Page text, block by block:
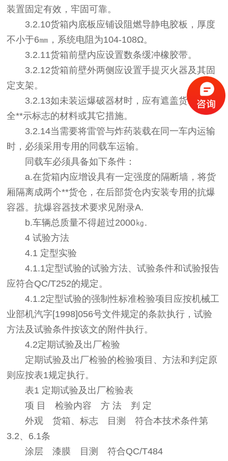
装置固定有效，牢固可靠。
3.2.10货箱内底板应铺设阻燃导静电胶板，厚度
不小于6㎜，系统电阻为104-108Ω。
3.2.11货箱前壁内应设置数条缓冲橡胶带。
3.2.12货箱前壁外两侧应设置手提灭火器及其固
定支架。
3.2.13如未装运爆破器材时，应有遮盖货箱上安
全**示标志的材料或其它措施。
3.2.14当需要将雷管与炸药装载在同一车内运输
时，必须采用专用的同载车运输。
同载车必须具备如下条件：
a.在货箱内应增设具有一定强度的隔断墙，将货
厢隔离成两个**货仓，在后部货仓内安装专用的抗爆
容器。抗爆容器技术要求见附录A.
b.车辆总质量不得超过2000㎏.
4 试验方法
4.1 定型实验
4.1.1定型试验的试验方法、试验条件和试验报告
应符合QC/T252的规定。
4.1.2定型试验的强制性标准检验项目应按机械工
业部机汽字[1998]056号文件规定的条款执行，试验
方法及试验条件按该文的附件执行。
4.2定期试验及出厂检验
定期试验及出厂检验的检验项目、方法和判定原
则应按表1规定执行。
表1 定期试验及出厂检验表
项 目 检验内容 方 法 判 定
外观 货箱、标志 目测 符合本技术条件第
3.2、6.1条
涂层 漆膜 目测 符合QC/T484